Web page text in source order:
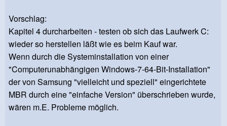
Vorschlag:
Kapitel 4 durcharbeiten - testen ob sich das Laufwerk C:
wieder so herstellen läßt wie es beim Kauf war.
Wenn durch die Systeminstallation von einer
"Computerunabhängigen Windows-7-64-Bit-Installation"
der von Samsung "vielleicht und speziell" eingerichtete
MBR durch eine "einfache Version" überschrieben wurde,
wären m.E. Probleme möglich.